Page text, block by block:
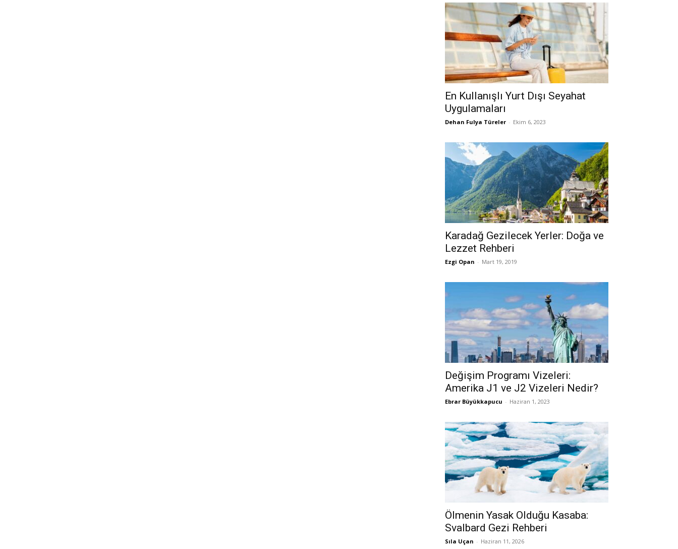
En Kullanışlı Yurt Dışı Seyahat
Uygulamaları
Dehan Fulya Türeler - Ekim 6, 2023
Karadağ Gezilecek Yerler: Doğa ve
Lezzet Rehberi
Ezgi Opan - Mart 19, 2019
Değişim Programı Vizeleri:
Amerika J1 ve J2 Vizeleri Nedir?
Ebrar Büyükkapucu - Haziran 1, 2023
Ölmenin Yasak Olduğu Kasaba:
Svalbard Gezi Rehberi
Sıla Uçan - Haziran 11, 2026